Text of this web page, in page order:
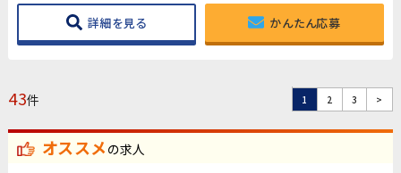
詳細を見る かんたん応募
43件 1 2 3 >
オススメの求人